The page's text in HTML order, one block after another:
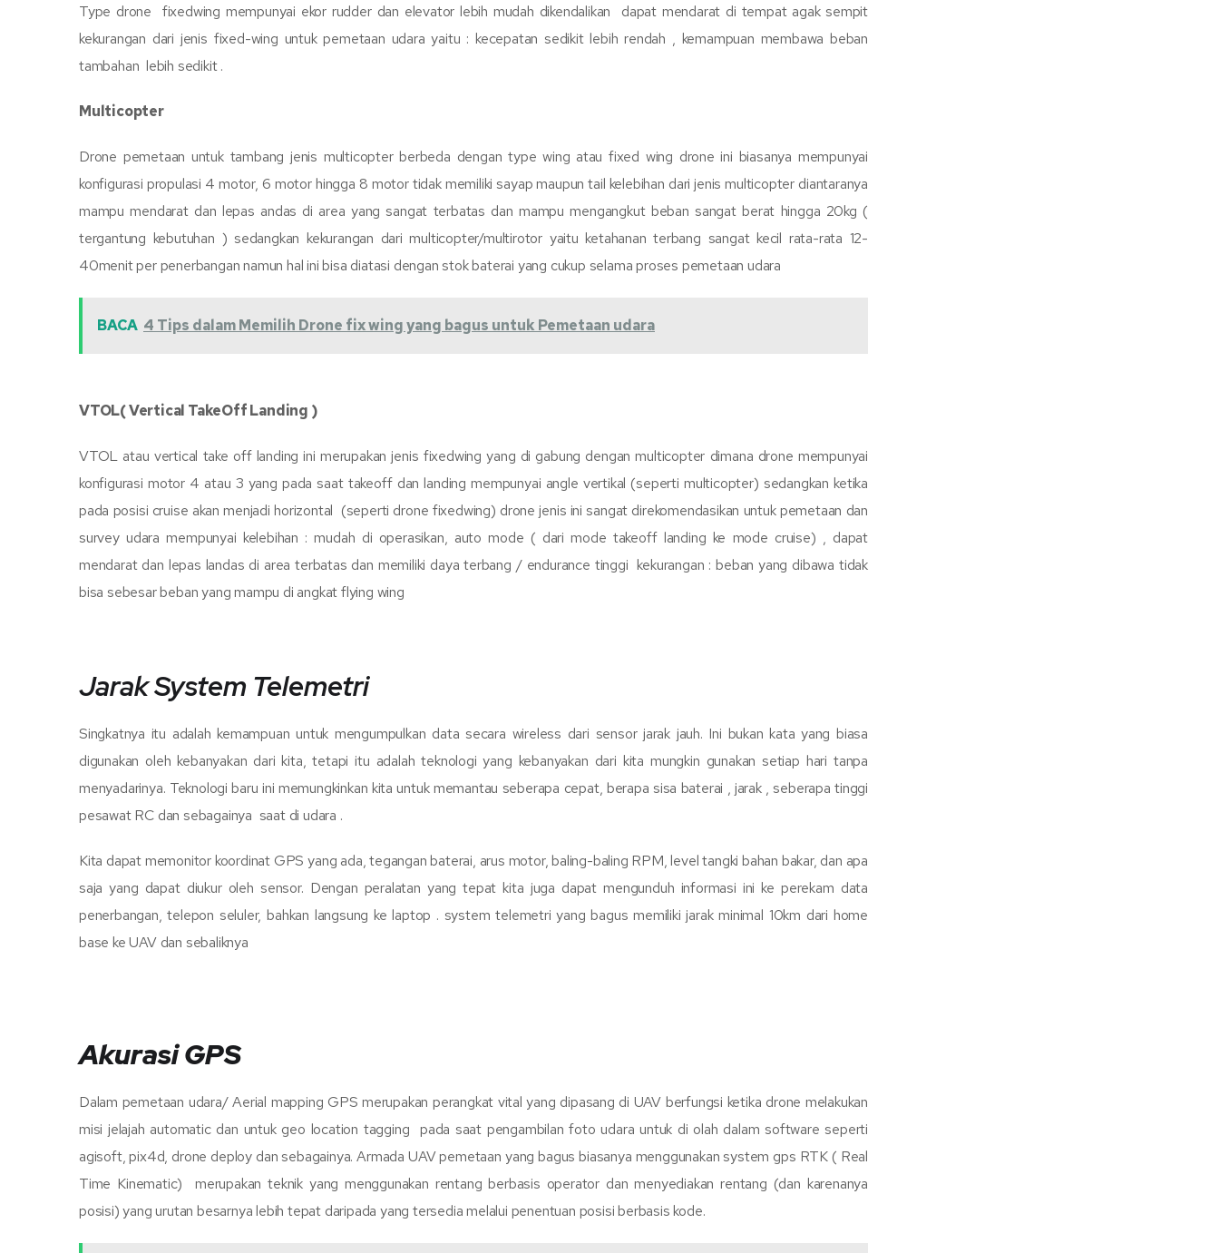
Type drone fixedwing mempunyai ekor rudder dan elevator lebih mudah dikendalikan dapat mendarat di tempat agak sempit
kekurangan dari jenis fixed-wing untuk pemetaan udara yaitu : kecepatan sedikit lebih rendah , kemampuan membawa beban
tambahan lebih sedikit .
Multicopter
Drone pemetaan untuk tambang jenis multicopter berbeda dengan type wing atau fixed wing drone ini biasanya mempunyai
konfigurasi propulasi 4 motor, 6 motor hingga 8 motor tidak memiliki sayap maupun tail kelebihan dari jenis multicopter diantaranya
mampu mendarat dan lepas andas di area yang sangat terbatas dan mampu mengangkut beban sangat berat hingga 20kg (
tergantung kebutuhan ) sedangkan kekurangan dari multicopter/multirotor yaitu ketahanan terbang sangat kecil rata-rata 12-
40menit per penerbangan namun hal ini bisa diatasi dengan stok baterai yang cukup selama proses pemetaan udara
BACA 4 Tips dalam Memilih Drone fix wing yang bagus untuk Pemetaan udara
VTOL( Vertical TakeOff Landing )
VTOL atau vertical take off landing ini merupakan jenis fixedwing yang di gabung dengan multicopter dimana drone mempunyai
konfigurasi motor 4 atau 3 yang pada saat takeoff dan landing mempunyai angle vertikal (seperti multicopter) sedangkan ketika
pada posisi cruise akan menjadi horizontal (seperti drone fixedwing) drone jenis ini sangat direkomendasikan untuk pemetaan dan
survey udara mempunyai kelebihan : mudah di operasikan, auto mode ( dari mode takeoff landing ke mode cruise) , dapat
mendarat dan lepas landas di area terbatas dan memiliki daya terbang / endurance tinggi kekurangan : beban yang dibawa tidak
bisa sebesar beban yang mampu di angkat flying wing
Jarak System Telemetri
Singkatnya itu adalah kemampuan untuk mengumpulkan data secara wireless dari sensor jarak jauh. Ini bukan kata yang biasa
digunakan oleh kebanyakan dari kita, tetapi itu adalah teknologi yang kebanyakan dari kita mungkin gunakan setiap hari tanpa
menyadarinya. Teknologi baru ini memungkinkan kita untuk memantau seberapa cepat, berapa sisa baterai , jarak , seberapa tinggi
pesawat RC dan sebagainya saat di udara .
Kita dapat memonitor koordinat GPS yang ada, tegangan baterai, arus motor, baling-baling RPM, level tangki bahan bakar, dan apa
saja yang dapat diukur oleh sensor. Dengan peralatan yang tepat kita juga dapat mengunduh informasi ini ke perekam data
penerbangan, telepon seluler, bahkan langsung ke laptop . system telemetri yang bagus memiliki jarak minimal 10km dari home
base ke UAV dan sebaliknya
Akurasi GPS
Dalam pemetaan udara/ Aerial mapping GPS merupakan perangkat vital yang dipasang di UAV berfungsi ketika drone melakukan
misi jelajah automatic dan untuk geo location tagging pada saat pengambilan foto udara untuk di olah dalam software seperti
agisoft, pix4d, drone deploy dan sebagainya. Armada UAV pemetaan yang bagus biasanya menggunakan system gps RTK ( Real
Time Kinematic) merupakan teknik yang menggunakan rentang berbasis operator dan menyediakan rentang (dan karenanya
posisi) yang urutan besarnya lebih tepat daripada yang tersedia melalui penentuan posisi berbasis kode.